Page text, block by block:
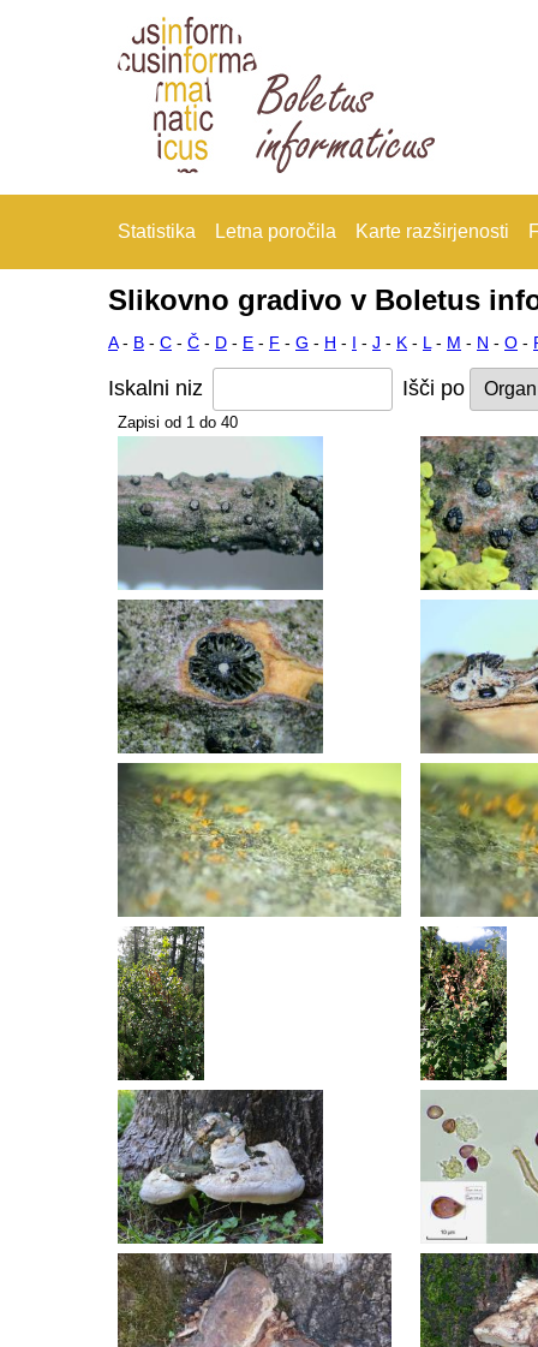
Statistika Letna poročila Karte razširjenosti
Slikovno gradivo v Boletus
A- B - C - Č - D - E - F - G - H - I - J - K - L - M - N - O -
Iskalni niz Išči po
Zapisi od 1 do 40